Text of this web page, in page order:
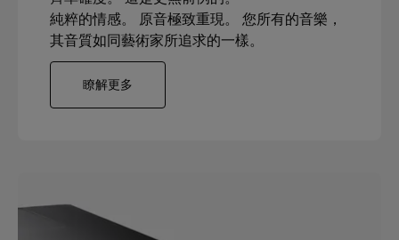
純粹的情感。 原音極致重現。 您所有的音樂，
其音質如同藝術家所追求的一樣。
瞭解更多